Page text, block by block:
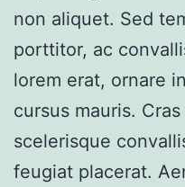
non aliquet. Sed
porttitor, ac
lorem erat, ornare
cursus mauris.
scelerisque
feugiat placerat.